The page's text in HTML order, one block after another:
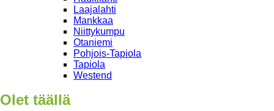
Laajalahti
Mankkaa
Niittykumpu
Otaniemi
Pohjois-Tapiola
Tapiola
Westend
Olet täällä